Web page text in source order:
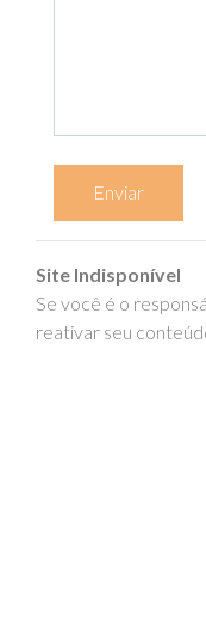
Enviar
Site Indisponível
Se você é o
reativar seu